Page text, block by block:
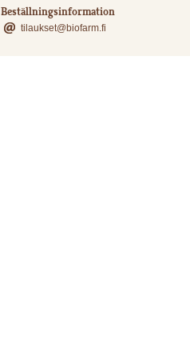
Beställningsinformation
tilaukset@biofarm.fi